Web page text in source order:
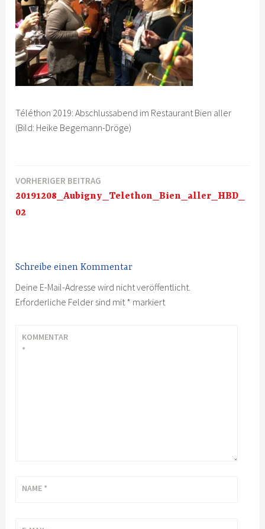
Téléthon 2019: Abschlussabend im Restaurant Bien aller
(Bild: Heike Begemann-Dröge)
Beitragsnavigation
VORHERIGER BEITRAG
20191208_Aubigny_Telethon_Bien_aller_HBD_
02
Schreibe einen Kommentar
Deine E-Mail-Adresse wird nicht veröffentlicht.
Erforderliche Felder sind mit* markiert
KOMMENTAR
*
NAME *